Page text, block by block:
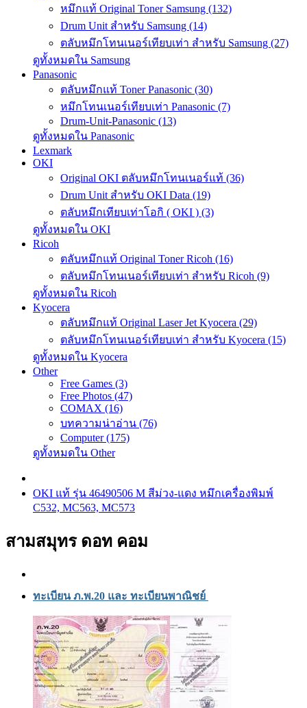
หมึกแท้ Original Toner Samsung (132)
Drum Unit สำหรับ Samsung (14)
ตลับหมึกโทนเนอร์เทียบเท่า สำหรับ Samsung (27)
ดูทั้งหมดใน Samsung
Panasonic
ตลับหมึกแท้ Toner Panasonic (30)
หมึกโทนเนอร์เทียบเท่า Panasonic (7)
Drum-Unit-Panasonic (13)
ดูทั้งหมดใน Panasonic
Lexmark
OKI
Original OKI ตลับหมึกโทนเนอร์แท้ (36)
Drum Unit สำหรับ OKI Data (19)
ตลับหมึกเทียบเท่าโอกิ ( OKI ) (3)
ดูทั้งหมดใน OKI
Ricoh
ตลับหมึกแท้ Original Toner Ricoh (16)
ตลับหมึกโทนเนอร์เทียบเท่า สำหรับ Ricoh (9)
ดูทั้งหมดใน Ricoh
Kyocera
ตลับหมึกแท้ Original Laser Jet Kyocera (29)
ตลับหมึกโทนเนอร์เทียบเท่า สำหรับ Kyocera (15)
ดูทั้งหมดใน Kyocera
Other
Free Games (3)
Free Photos (47)
COMAX (16)
บทความน่าอ่าน (76)
Computer (175)
ดูทั้งหมดใน Other
OKI แท้ รุ่น 46490506 M สีม่วง-แดง หมึกเครื่องพิมพ์
C532, MC563, MC573
สามสมุทร ดอท คอม
ทะเบียน ภ.พ.20 และ ทะเบียนพาณิชย์